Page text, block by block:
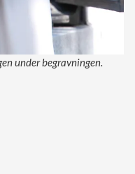
under begravningen.